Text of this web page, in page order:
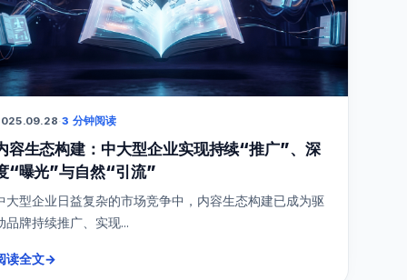
·3 分钟阅读
容生态构建：中大型企业实现持续“推广”、深
“曝光”与自然“引流”
大型企业日益复杂的市场竞争中，内容生态构建已成为驱
品牌持续推广、实现...
读全文→